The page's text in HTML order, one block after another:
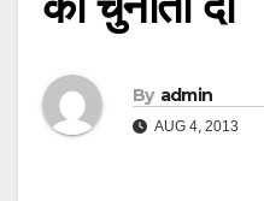
By admin
AUG 4, 2013